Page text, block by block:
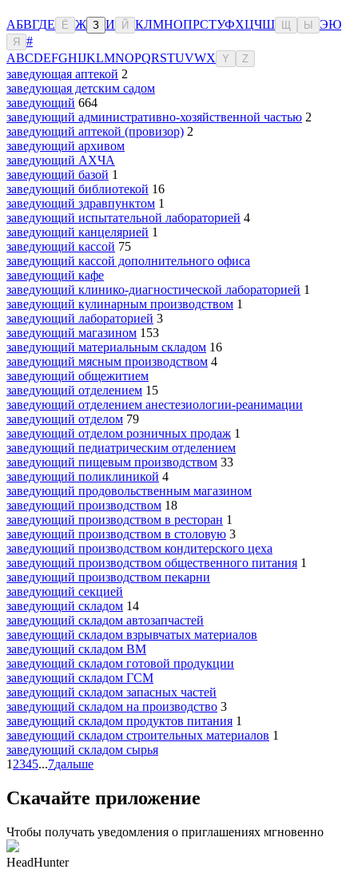
АБВГДЕ Ё Ж З И Й КЛМНОПРСТУФХЦЧШ Ы ЭЮ
Я
#
ABCDEFGHIJKLMNOPQRSTUVWX Y Z
заведующая аптекой 2
заведующая детским садом
заведующий 664
заведующий административно-хозяйственной частью 2
заведующий аптекой (провизор) 2
заведующий архивом
заведующий АХЧА
заведующий базой 1
заведующий библиотекой 16
заведующий здравпунктом 1
заведующий испытательной лабораторией 4
заведующий канцелярией 1
заведующий кассой 75
заведующий кассой дополнительного офиса
заведующий кафе
заведующий клинико-диагностической лабораторией 1
заведующий кулинарным производством 1
заведующий лабораторией 3
заведующий магазином 153
заведующий материальным складом 16
заведующий мясным производством 4
заведующий общежитием
заведующий отделением 15
заведующий отделением анестезиологии-реанимации
заведующий отделом 79
заведующий отделом розничных продаж 1
заведующий педиатрическим отделением
заведующий пищевым производством 33
заведующий поликлиникой 4
заведующий продовольственным магазином
заведующий производством 18
заведующий производством в ресторан 1
заведующий производством в столовую 3
заведующий производством кондитерского цеха
заведующий производством общественного питания 1
заведующий производством пекарни
заведующий секцией
заведующий складом 14
заведующий складом автозапчастей
заведующий складом взрывчатых материалов
заведующий складом ВМ
заведующий складом готовой продукции
заведующий складом ГСМ
заведующий складом запасных частей
заведующий складом на производство 3
заведующий складом продуктов питания 1
заведующий складом строительных материалов 1
заведующий складом сырья
1 2345...7дальше
Скачайте приложение
Чтобы получать уведомления о приглашениях мгновенно
HeadHunter